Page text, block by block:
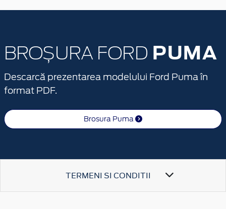
BROȘURA FORD PUMA
Descarcă prezentarea modelului Ford Puma în
format PDF.
Brosura Puma
TERMENI SI CONDITII